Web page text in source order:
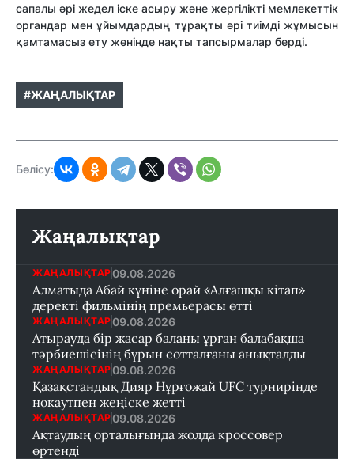
сапалы әрі жедел іске асыру және жергілікті мемлекеттік
органдар мен ұйымдардың тұрақты әрі тиімді жұмысын
қамтамасыз ету жөнінде нақты тапсырмалар берді.
#ЖАҢАЛЫҚТАР
Бөлісу:
Жаңалықтар
ЖАҢАЛЫҚТАР 09.08.2026
Алматыда Абай күніне орай «Алғашқы кітап»
деректі фильмінің премьерасы өтті
ЖАҢАЛЫҚТАР 09.08.2026
Атырауда бір жасар баланы ұрған балабақша
тәрбиешісінің бұрын сотталғаны анықталды
ЖАҢАЛЫҚТАР 09.08.2026
Қазақстандық Дияр Нұрғожай UFC турнирінде
нокаутпен жеңіске жетті
ЖАҢАЛЫҚТАР 09.08.2026
Ақтаудың орталығында жолда кроссовер
өртенді